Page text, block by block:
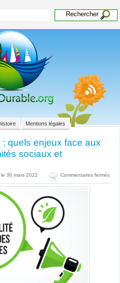
Mentions légales
quels enjeux face aux
sociaux et
le 30 mars 2022 Commentaires ferméssur